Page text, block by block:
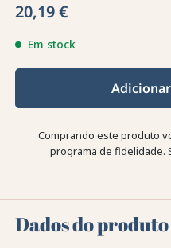
20,19 €
Em stock
Comprando este produto
programa de fidelidade.
Dados do produto